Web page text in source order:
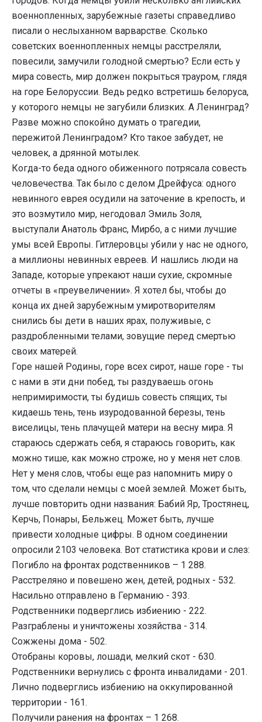
военнопленных, зарубежные газеты справедливо
писали о неслыханном варварстве. Сколько
советских военнопленных немцы расстреляли,
повесили, замучили голодной смертью? Если есть у
мира совесть, мир должен покрыться трауром, глядя
на горе Белоруссии. Ведь редко встретишь белоруса,
у которого немцы не загубили близких. А Ленинград?
Разве можно спокойно думать о трагедии,
пережитой Ленинградом? Кто такое забудет, не
человек, а дрянной мотылек.
Когда-то беда одного обиженного потрясала совесть
человечества. Так было с делом Дрейфуса: одного
невинного еврея осудили на заточение в крепость, и
это возмутило мир, негодовал Эмиль Золя,
выступали Анатоль Франс, Мирбо, а с ними лучшие
умы всей Европы. Гитлеровцы убили у нас не одного,
а миллионы невинных евреев. И нашлись люди на
Западе, которые упрекают наши сухие, скромные
отчеты в «преувеличении». Я хотел бы, чтобы до
конца их дней зарубежным умиротворителям
снились бы дети в наших ярах, полуживые, с
раздробленными телами, зовущие перед смертью
своих матерей.
Горе нашей Родины, горе всех сирот, наше горе - ты
с нами в эти дни побед, ты раздуваешь огонь
непримиримости, ты будишь совесть спящих, ты
кидаешь тень, тень изуродованной березы, тень
виселицы, тень плачущей матери на весну мира. Я
стараюсь сдержать себя, я стараюсь говорить, как
можно тише, как можно строже, но у меня нет слов.
Нет у меня слов, чтобы еще раз напомнить миру о
том, что сделали немцы с моей землей. Может быть,
лучше повторить одни названия: Бабий Яр, Тростянец,
Керчь, Понары, Бельжец. Может быть, лучше
привести холодные цифры. В одном соединении
опросили 2103 человека. Вот статистика крови и слез:
Погибло на фронтах родственников – 1 288.
Расстреляно и повешено жен, детей, родных - 532.
Насильно отправлено в Германию - 393.
Родственники подверглись избиению - 222.
Разграблены и уничтожены хозяйства - 314.
Сожжены дома - 502.
Отобраны коровы, лошади, мелкий скот - 630.
Родственники вернулись с фронта инвалидами - 201.
Лично подверглись избиению на оккупированной
территории - 161.
Получили ранения на фронтах – 1 268.